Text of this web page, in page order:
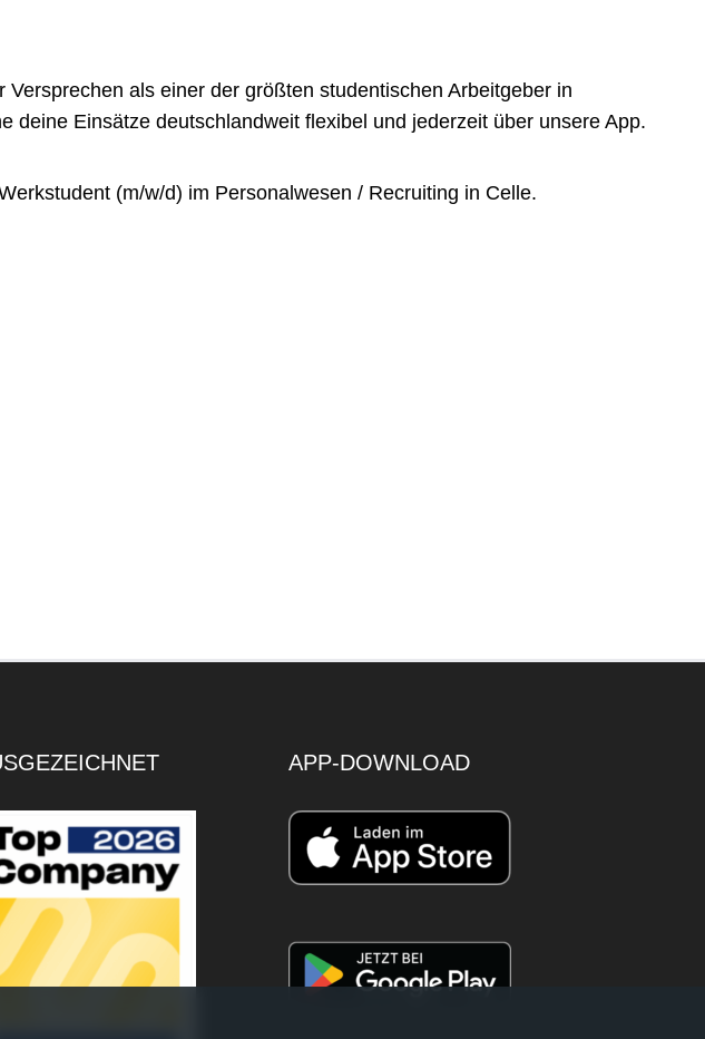
als einer der größten studentischen Arbeitgeber in
Einsätze deutschlandweit flexibel und jederzeit über unsere App.
(m/w/d) im Personalwesen / Recruiting in Celle.
APP-DOWNLOAD